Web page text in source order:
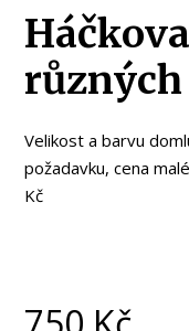
Velikost a barvu
požadavku, cena
Kč